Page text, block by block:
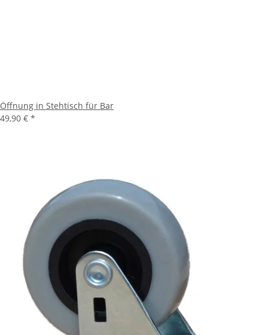
Öffnung in Stehtisch für Bar
49,90 € *